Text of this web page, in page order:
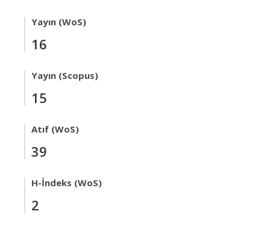
Yayın (WoS)
16
Yayın (Scopus)
15
Atıf (WoS)
39
H-İndeks (WoS)
2